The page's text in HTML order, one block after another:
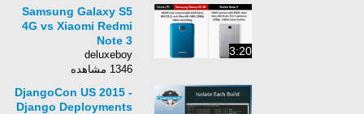
3:20
Samsung Galaxy S5
4G vs Xiaomi Redmi
Note 3
deluxeboy
1346 مشاهده
DjangoCon US 2015 -
Django Deployments